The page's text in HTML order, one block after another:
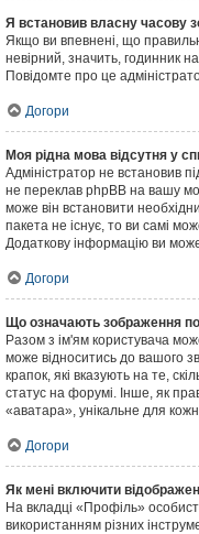
Я встановив власну часову
Якщо ви впевнені, що
невірний, значить, годинник
Повідомте про це
Догори
Моя рідна мова відсутня у
Адміністратор не встановив
не переклав phpBB на вашу
може він встановити
пакета не існує, то ви самі
Додаткову інформацію ви
Догори
Що означають зображення
Разом з ім'ям користувача
може відноситись до вашого
крапок, які вказують на те,
статус на форумі. Інше, як
«аватара», унікальне для
Догори
Як мені включити
На вкладці «Профіль»
використанням різних